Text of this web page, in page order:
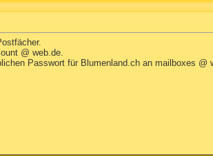
@ web.de.
Passwort für Blumenland.ch an mailboxes @